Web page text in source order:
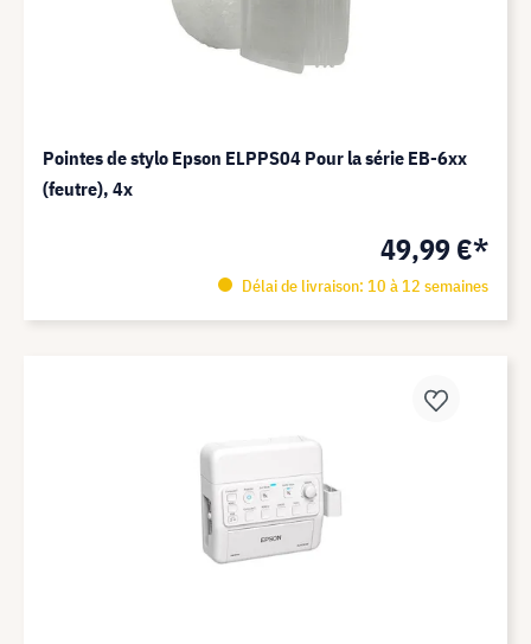
Pointes de stylo Epson ELPPS04 Pour la série EB-6xx
(feutre), 4x
49,99 €*
Délai de livraison: 10 à 12 semaines